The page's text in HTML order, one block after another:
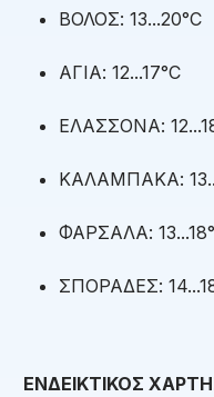
ΒΟΛΟΣ: 13...20°C
ΑΓΙΑ: 12...17°C
ΕΛΑΣΣΟΝΑ:
ΚΑΛΑΜΠΑΚΑ:
ΦΑΡΣΑΛΑ:
ΣΠΟΡΑΔΕΣ:
ΕΝΔΕΙΚΤΙΚΟΣ